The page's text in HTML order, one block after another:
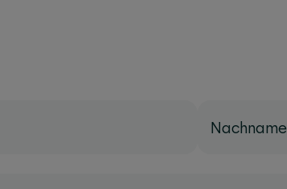
Nachname